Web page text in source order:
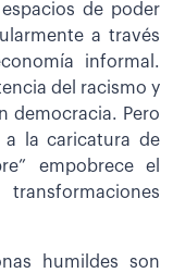
de poder
a través
informal.
del racismo y
democracia. Pero
a la caricatura de
empobrece el
humildes son